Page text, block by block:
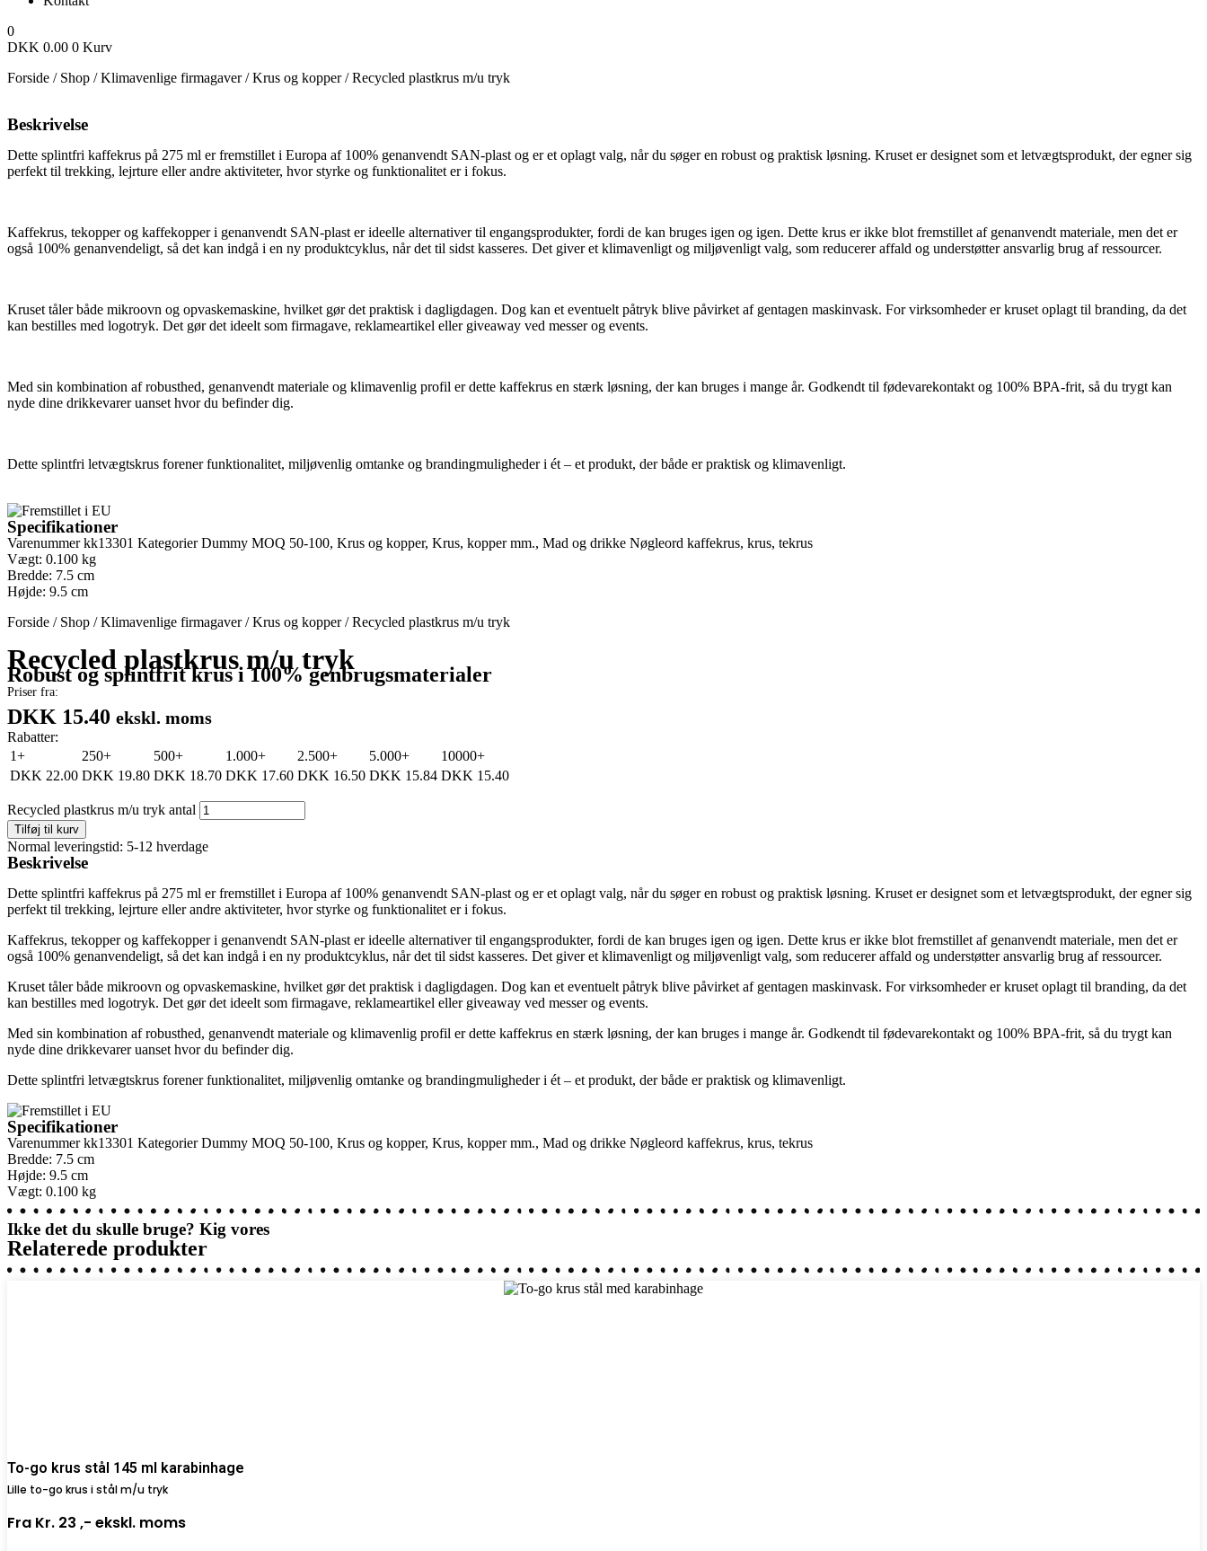
0
DKK 0.00 0 Kurv
Forside / Shop /Klimavenlige firmagaver/Krus og kopper/Recycled plastkrus m/u tryk
Beskrivelse
Dette splintfri kaffekrus på 275 ml er fremstillet i Europa af 100% genanvendt SAN-plast og er et oplagt valg, når du søger en robust og praktisk løsning. Kruset er designet som et letvægtsprodukt, der egner sig
perfekt til trekking, lejrture eller andre aktiviteter, hvor styrke og funktionalitet er i fokus.
Kaffekrus, tekopper og kaffekopper i genanvendt SAN-plast er ideelle alternativer til engangsprodukter, fordi de kan bruges igen og igen. Dette krus er ikke blot fremstillet af genanvendt materiale, men det er
også 100% genanvendeligt, så det kan indgå i en ny produktcyklus, når det til sidst kasseres. Det giver et klimavenligt og miljøvenligt valg, som reducerer affald og understøtter ansvarlig brug af ressourcer.
Kruset tåler både mikroovn og opvaskemaskine, hvilket gør det praktisk i dagligdagen. Dog kan et eventuelt påtryk blive påvirket af gentagen maskinvask. For virksomheder er kruset oplagt til branding, da det
kan bestilles med logotryk. Det gør det ideelt som firmagave, reklameartikel eller giveaway ved messer og events.
Med sin kombination af robusthed, genanvendt materiale og klimavenlig profil er dette kaffekrus en stærk løsning, der kan bruges i mange år. Godkendt til fødevarekontakt og 100% BPA-frit, så du trygt kan
nyde dine drikkevarer uanset hvor du befinder dig.
Dette splintfri letvægtskrus forener funktionalitet, miljøvenlig omtanke og brandingmuligheder i ét – et produkt, der både er praktisk og klimavenligt.
Specifikationer
Varenummerkk13301 Kategorier Dummy MOQ 50-100, Krus og kopper, Krus, kopper mm., Mad og drikke Nøgleord kaffekrus, krus, tekrus
Vægt: 0.100 kg
Bredde: 7.5 cm
Højde: 9.5 cm
Forside / Shop /Klimavenlige firmagaver/Krus og kopper/Recycled plastkrus m/u tryk
Recycled plastkrus m/u tryk
Robust og splintfrit krus i 100% genbrugsmaterialer
Priser fra:
DKK 15.40 ekskl. moms
Rabatter:
1+
250+ 500+ 1.000+ 2.500+ 5.000+
10000+
DKK 22.00 DKK 19.80 DKK 18.70 DKK 17.60 DKK 16.50 DKK 15.84 DKK 15.40
Recycled plastkrus m/u tryk antal
Tilføj til kurv
Normal leveringstid: 5-12 hverdage
Beskrivelse
Dette splintfri kaffekrus på 275 ml er fremstillet i Europa af 100% genanvendt SAN-plast og er et oplagt valg, når du søger en robust og praktisk løsning. Kruset er designet som et letvægtsprodukt, der egner sig
perfekt til trekking, lejrture eller andre aktiviteter, hvor styrke og funktionalitet er i fokus.
Kaffekrus, tekopper og kaffekopper i genanvendt SAN-plast er ideelle alternativer til engangsprodukter, fordi de kan bruges igen og igen. Dette krus er ikke blot fremstillet af genanvendt materiale, men det er
også 100% genanvendeligt, så det kan indgå i en ny produktcyklus, når det til sidst kasseres. Det giver et klimavenligt og miljøvenligt valg, som reducerer affald og understøtter ansvarlig brug af ressourcer.
Kruset tåler både mikroovn og opvaskemaskine, hvilket gør det praktisk i dagligdagen. Dog kan et eventuelt påtryk blive påvirket af gentagen maskinvask. For virksomheder er kruset oplagt til branding, da det
kan bestilles med logotryk. Det gør det ideelt som firmagave, reklameartikel eller giveaway ved messer og events.
Med sin kombination af robusthed, genanvendt materiale og klimavenlig profil er dette kaffekrus en stærk løsning, der kan bruges i mange år. Godkendt til fødevarekontakt og 100% BPA-frit, så du trygt kan
nyde dine drikkevarer uanset hvor du befinder dig.
Dette splintfri letvægtskrus forener funktionalitet, miljøvenlig omtanke og brandingmuligheder i ét – et produkt, der både er praktisk og klimavenligt.
Specifikationer
Varenummerkk13301 Kategorier Dummy MOQ 50-100, Krus og kopper, Krus, kopper mm., Mad og drikke Nøgleord kaffekrus, krus, tekrus
Bredde: 7.5 cm
Højde: 9.5 cm
Vægt: 0.100 kg
Ikke det du skulle bruge? Kig vores
Relaterede produkter
To-go krus stål 145 ml karabinhage
Lille to-go krus i stål m/u tryk
Fra Kr. 23 ,- ekskl. moms